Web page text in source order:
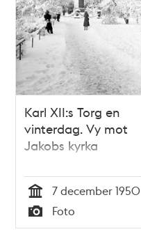
Karl XII:s Torg en
vinterdag. Vy mot
Jakobs kyrka
Tid
7 december 1950
Typ
Foto